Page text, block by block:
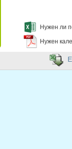
Нужен ли
Нужен